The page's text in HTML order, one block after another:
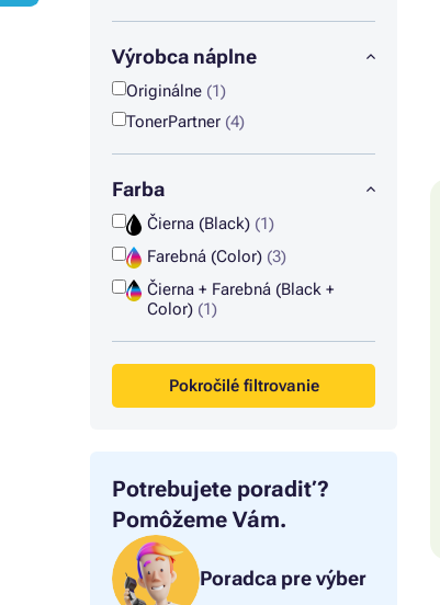
Výrobca náplne
Originálne (1)
TonerPartner (4)
Farba
Čierna (Black) (1)
Farebná (Color) (3)
Čierna + Farebná (Black +
Color) (1)
Pokročilé filtrovanie
Potrebujete poradiť?
Pomôžeme Vám.
Poradca pre výber